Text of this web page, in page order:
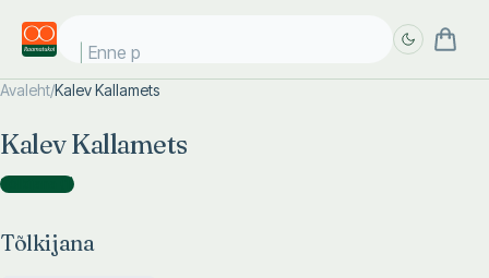
Enne pä
Avaleht/Kalev Kallamets
Kalev Kallamets
Tõlkijana )
Tõlkijana